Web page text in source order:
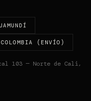
JAMUNDÍ
COLOMBIA (ENVÍO)
103 — Norte de Cali,